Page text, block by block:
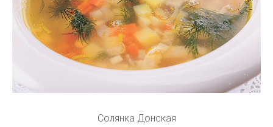
Солянка Донская